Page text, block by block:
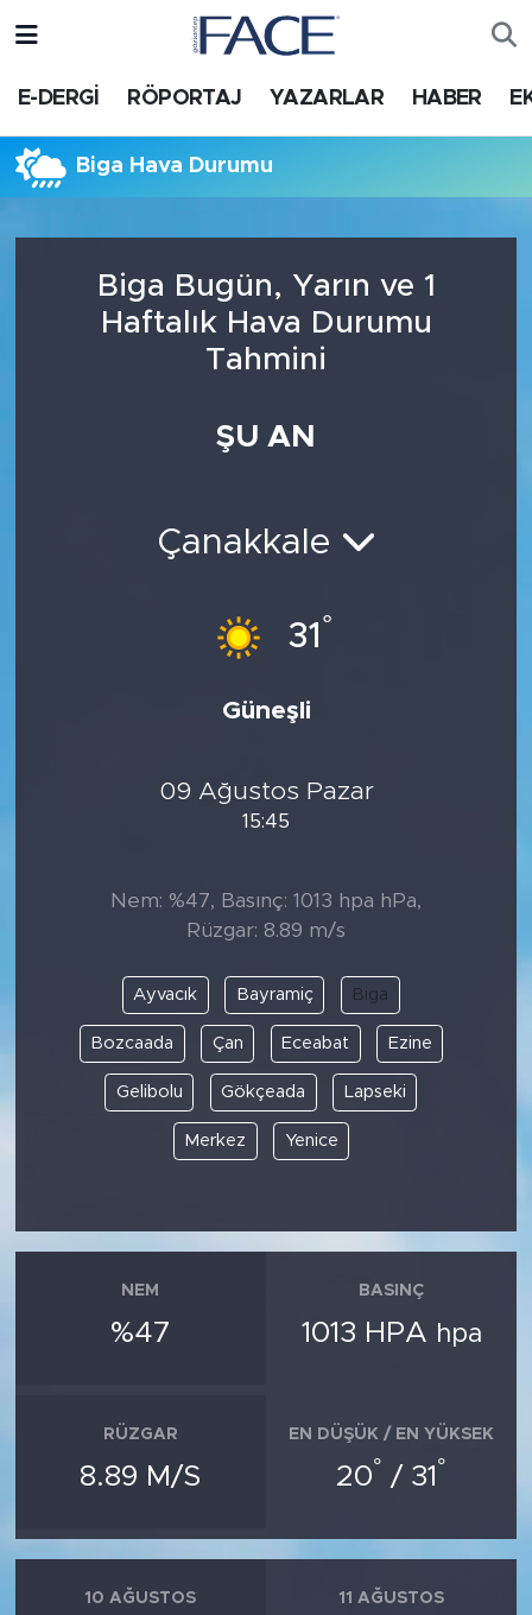
E-DERGİ RÖPORTAJ YAZARLAR HABER
Biga Hava Durumu
Biga Bugün, Yarın ve 1
Haftalık Hava Durumu
Tahmini
ŞU AN
Çanakkale
31 °
Güneşli
09 Ağustos Pazar
15:45
Nem: %47, Basınç: 1013 hpa hPa,
Rüzgar: 8.89 m/s
Ayvacık Bayramiç Biga
Bozcaada Çan Eceabat Ezine
Gelibolu Gökçeada Lapseki
Merkez Yenice
NEM
%47
BASINÇ
1013 HPA hpa
RÜZGAR
8.89 M/S
EN DÜŞÜK / EN YÜKSEK
20° / 31 °
10 AĞUSTOS 11 AĞUSTOS
HABER
Nöbetçi Eczaneler
Süper Lig Puan Durumu ve Fikstür
Tüm Manşetler